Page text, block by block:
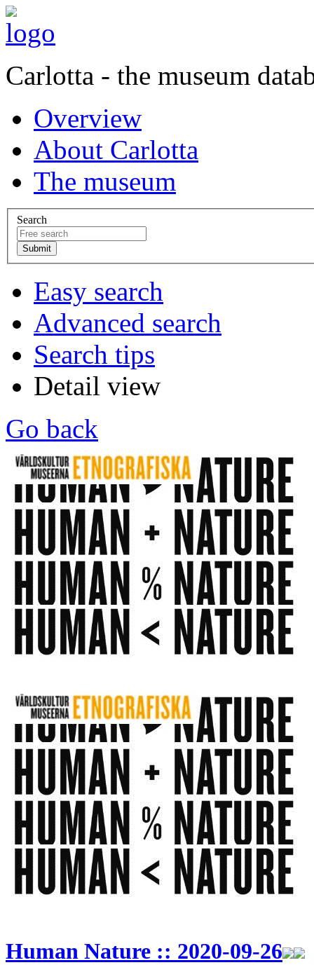
Carlotta - the museum
Overview
About Carlotta
The museum
Search
Easy search
Advanced search
Search tips
Detail view
Go back
Human Nature :: 2020-09-26